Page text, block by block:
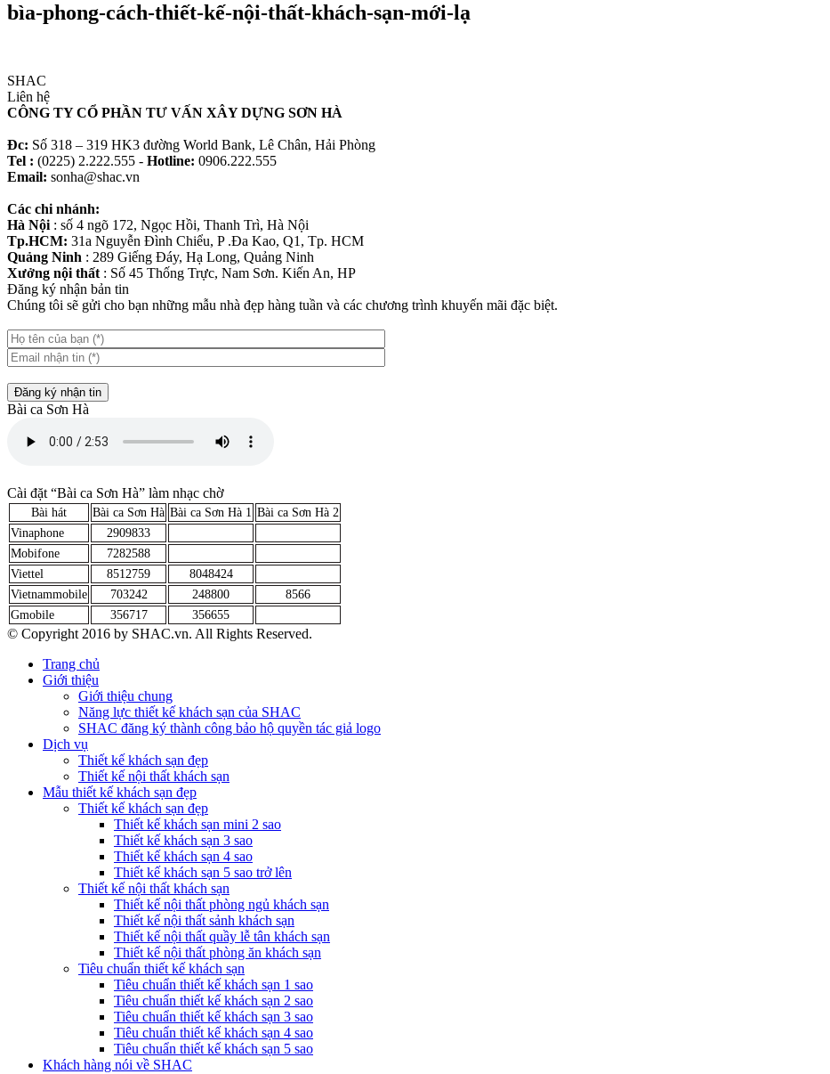
bìa-phong-cách-thiết-kế-nội-thất-khách-sạn-mới-lạ
SHAC
Liên hệ
CÔNG TY CỔ PHẦN TƯ VẤN XÂY DỰNG SƠN HÀ
Đc: Số 318 – 319 HK3 đường World Bank, Lê Chân, Hải Phòng
Tel : (0225) 2.222.555 - Hotline: 0906.222.555
Email: sonha@shac.vn
Các chi nhánh:
Hà Nội : số 4 ngõ 172, Ngọc Hồi, Thanh Trì, Hà Nội
Tp.HCM: 31a Nguyễn Đình Chiểu, P .Đa Kao, Q1, Tp. HCM
Quảng Ninh : 289 Giếng Đáy, Hạ Long, Quảng Ninh
Xưởng nội thất : Số 45 Thống Trực, Nam Sơn. Kiến An, HP
Đăng ký nhận bản tin
Chúng tôi sẽ gửi cho bạn những mẫu nhà đẹp hàng tuần và các chương trình khuyến mãi đặc biệt.
Đăng ký nhận tin
Bài ca Sơn Hà
Cài đặt “Bài ca Sơn Hà” làm nhạc chờ
Bài hát Bài ca Sơn Hà Bài ca Sơn Hà 1 Bài ca Sơn Hà 2
Vinaphone
2909833
Mobifone
7282588
Viettel
8512759
8048424
Vietnammobile
703242 248800
8566
Gmobile
356717 356655
© Copyright 2016 by SHAC.vn. All Rights Reserved.
Trang chủ
Giới thiệu
Giới thiệu chung
Năng lực thiết kế khách sạn của SHAC
SHAC đăng ký thành công bảo hộ quyền tác giả logo
Dịch vụ
Thiết kế khách sạn đẹp
Thiết kế nội thất khách sạn
Mẫu thiết kế khách sạn đẹp
Thiết kế khách sạn đẹp
Thiết kế khách sạn mini 2 sao
Thiết kế khách sạn 3 sao
Thiết kế khách sạn 4 sao
Thiết kế khách sạn 5 sao trở lên
Thiết kế nội thất khách sạn
Thiết kế nội thất phòng ngủ khách sạn
Thiết kế nội thất sảnh khách sạn
Thiết kế nội thất quầy lễ tân khách sạn
Thiết kế nội thất phòng ăn khách sạn
Tiêu chuẩn thiết kế khách sạn
Tiêu chuẩn thiết kế khách sạn 1 sao
Tiêu chuẩn thiết kế khách sạn 2 sao
Tiêu chuẩn thiết kế khách sạn 3 sao
Tiêu chuẩn thiết kế khách sạn 4 sao
Tiêu chuẩn thiết kế khách sạn 5 sao
Khách hàng nói về SHAC